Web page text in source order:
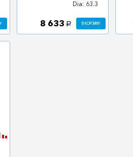
Dia: 63.3
8 633 a В КОРЗИНУ